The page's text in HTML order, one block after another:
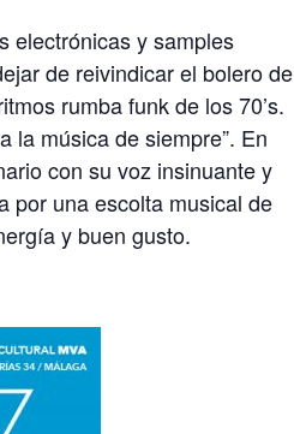
electrónicas y samples
de reivindicar el bolero de
rumba funk de los 70’s.
la música de siempre”. En
con su voz insinuante y
por una escolta musical de
y buen gusto.